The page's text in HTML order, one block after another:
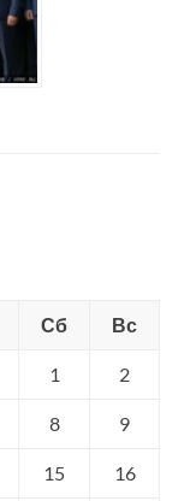
Сб Вс
1 2
8 9
15 16